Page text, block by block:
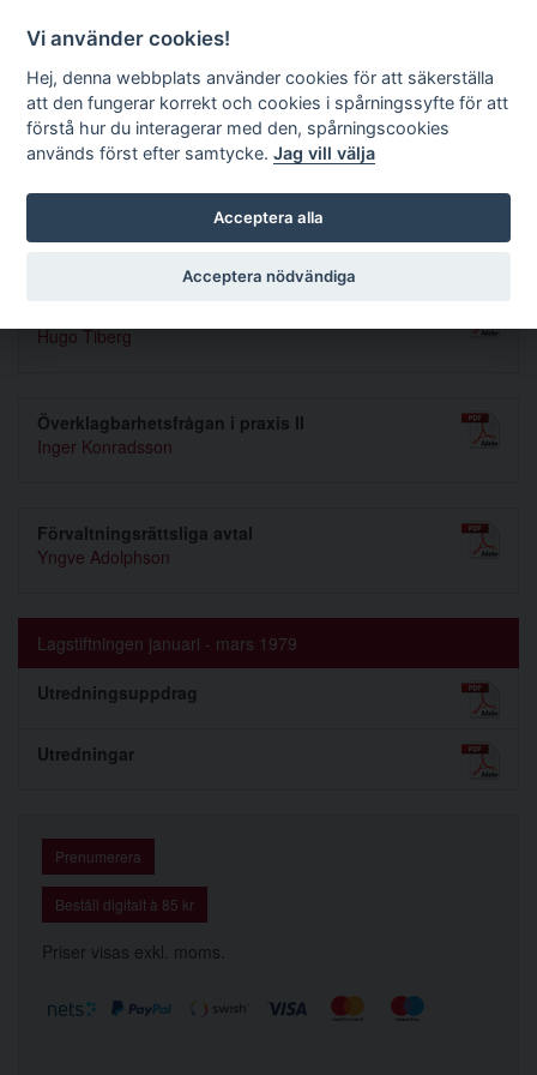
Förvaltningsrättslig tidskrift
Sök
Nummer 1979 2
Hugo Tiberg
Överklagbarhetsfrågan i praxis II
Inger Konradsson
Förvaltningsrättsliga avtal
Yngve Adolphson
Lagstiftningen januari - mars 1979
Utredningsuppdrag
Utredningar
Prenumerera
Beställ digitalt à 85 kr
Priser visas exkl. moms.
Vi använder cookies!
Hej, denna webbplats använder cookies för att säkerställa
att den fungerar korrekt och cookies i spårningssyfte för att
förstå hur du interagerar med den, spårningscookies
används först efter samtycke.Jag vill välja
Acceptera alla
Acceptera nödvändiga